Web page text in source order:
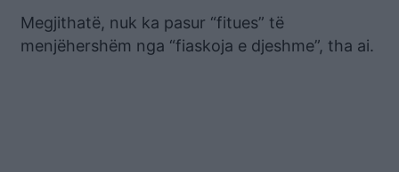
Megjithatë, nuk ka pasur “fitues” të
menjëhershëm nga “fiaskoja e djeshme”, tha ai.